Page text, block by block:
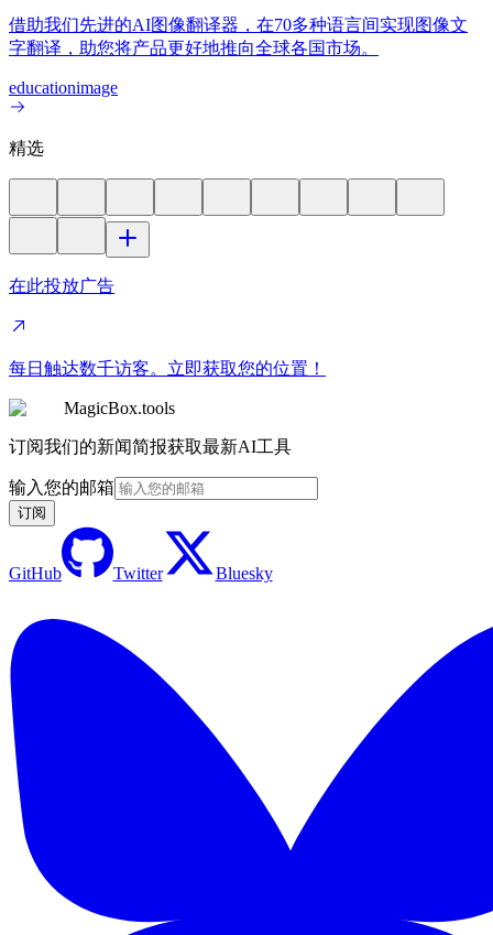
借助我们先进的AI图像翻译器，在70多种语言间实现图像文
字翻译，助您将产品更好地推向全球各国市场。
educationimage
精选
在此投放广告
每日触达数千访客。立即获取您的位置！
MagicBox.tools
订阅我们的新闻简报获取最新AI工具
输入您的邮箱
订阅
GitHub Twitter Bluesky